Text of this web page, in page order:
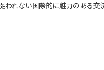
われない国際的に魅力のある交